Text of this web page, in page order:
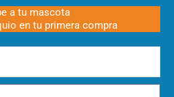
a tu mascota
en tu primera compra